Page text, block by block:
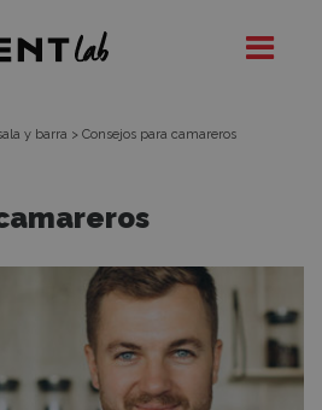
y barra > Consejos para camareros